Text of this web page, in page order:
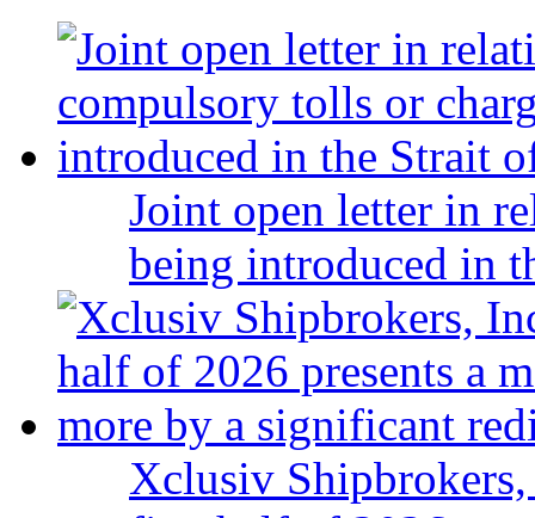
Joint open letter in
being introduced in
Xclusiv